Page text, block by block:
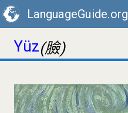
LanguageGuide.org
Yüz(臉)